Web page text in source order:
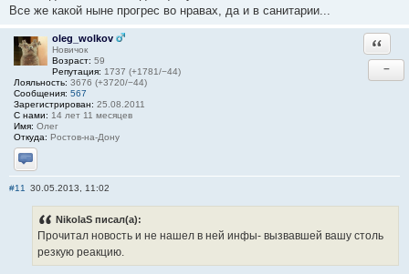
Все же какой ныне прогрес во нравах, да и в санитарии...
oleg_wolkov
Новичок
Возраст: 59
Репутация: 1737 (+1781/−44)
Лояльность: 3676 (+3720/−44)
Сообщения: 567
Зарегистрирован: 25.08.2011
С нами: 14 лет 11 месяцев
Имя: Олег
Откуда: Ростов-на-Дону
Отправить личное сообщение
−
#11 30.05.2013, 11:02
NikolaS писал(а):
Прочитал новость и не нашел в ней инфы- вызвавшей вашу столь
резкую реакцию.